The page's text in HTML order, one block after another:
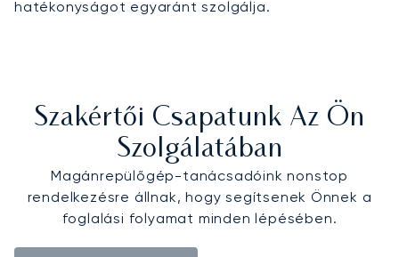
hatékonyságot egyaránt szolgálja.
Szakértői Csapatunk Az Ön
Szolgálatában
Magánrepülőgép-tanácsadóink nonstop
rendelkezésre állnak, hogy segítsenek Önnek a
foglalási folyamat minden lépésében.